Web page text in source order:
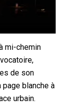
mi-chemin
de son
page blanche à
urbain.